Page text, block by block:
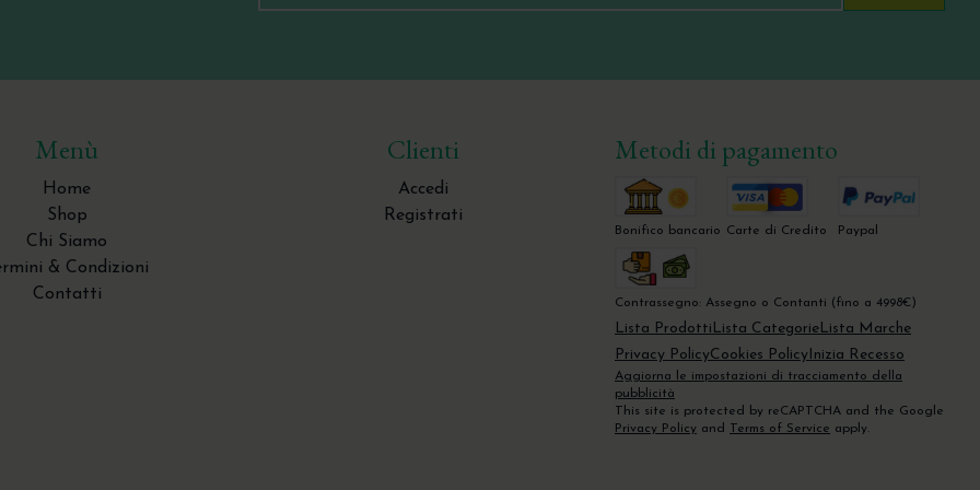
Menù
Home
Shop
Chi Siamo
& Condizioni
Contatti
Clienti
Accedi
Registrati
Metodi di pagamento
Bonifico bancario Carte di Credito Paypal
Contrassegno: Assegno o Contanti (fino a 4998€)
Lista Prodotti Lista Categorie Lista Marche
Privacy PolicyCookies Policy Inizia Recesso
Aggiorna le impostazioni di tracciamento della
pubblicità
This site is protected by reCAPTCHA and the Google
Privacy Policy and Terms of Service apply.